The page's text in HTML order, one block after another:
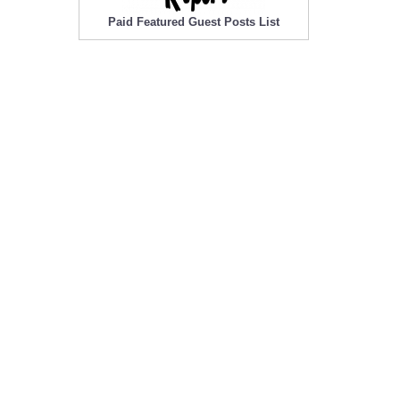
Paid Featured Guest Posts List